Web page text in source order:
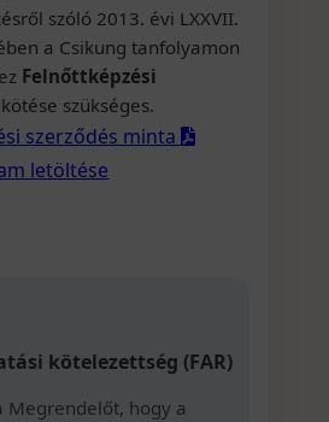
szóló 2013. évi LXXVII.
a Csikung tanfolyamon
Felnőttképzési
szükséges.
szerződés minta
letöltése
kötelezettség (FAR)
Megrendelőt, hogy a